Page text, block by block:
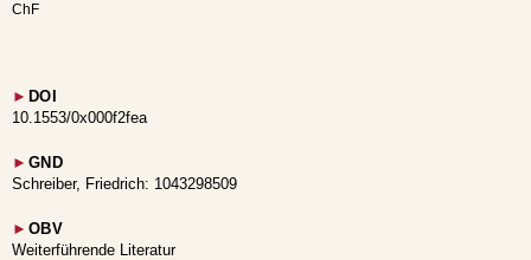
ChF
► DOI
10.1553/0x000f2fea
► GND
Schreiber, Friedrich: 1043298509
► OBV
Weiterführende Literatur